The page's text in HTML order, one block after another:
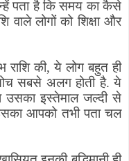
पता है कि समय का कैसे
वाले लोगों को शिक्षा और
राशि की,ये लोग बहुत ही
सबसे अलग होती है. ये
उसका इस्तेमाल जल्दी से
आपको तभी पता चल